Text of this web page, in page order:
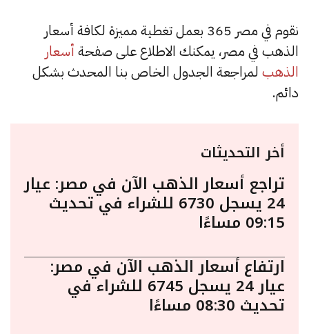
نقوم في مصر 365 بعمل تغطية مميزة لكافة أسعار
الذهب في مصر، يمكنك الاطلاع على صفحة أسعار
الذهب لمراجعة الجدول الخاص بنا المحدث بشكل
دائم.
أخر التحديثات
تراجع أسعار الذهب الآن في مصر: عيار
24 يسجل 6730 للشراء في تحديث
09:15 مساءًا
ارتفاع أسعار الذهب الآن في مصر:
عيار 24 يسجل 6745 للشراء في
تحديث 08:30 مساءًا